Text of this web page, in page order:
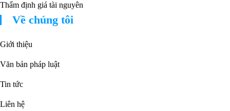
Thẩm định giá tài nguyên
Về chúng tôi
Giới thiệu
Văn bản pháp luật
Tin tức
Liên hệ